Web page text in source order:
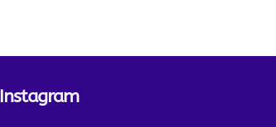
Instagram